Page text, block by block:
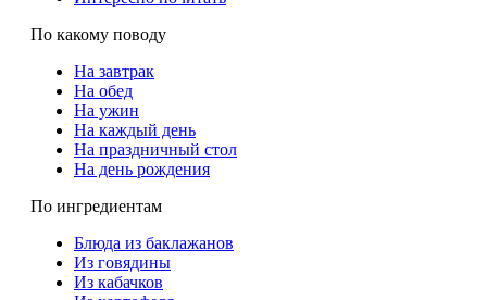
По какому поводу
На завтрак
На обед
На ужин
На каждый день
На праздничный стол
На день рождения
По ингредиентам
Блюда из баклажанов
Из говядины
Из кабачков